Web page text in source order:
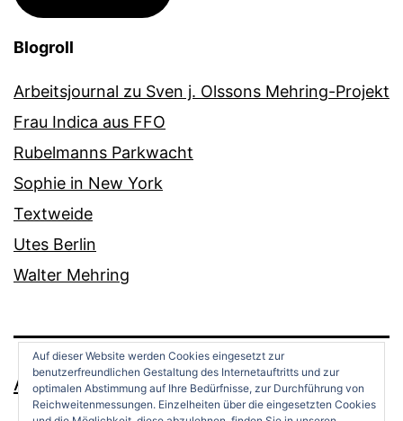
Blogroll
Arbeitsjournal zu Sven j. Olssons Mehring-Projekt
Frau Indica aus FFO
Rubelmanns Parkwacht
Sophie in New York
Textweide
Utes Berlin
Walter Mehring
ANDREAS OPPERMANN
Auf dieser Website werden Cookies eingesetzt zur
benutzerfreundlichen Gestaltung des Internetauftritts und zur
optimalen Abstimmung auf Ihre Bedürfnisse, zur Durchführung von
Reichweitenmessungen. Einzelheiten über die eingesetzten Cookies